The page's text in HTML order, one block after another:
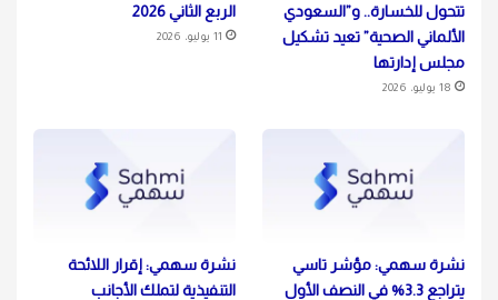
تتحول للخسارة.. و”السعودي
الألماني الصحية” تعيد تشكيل
مجلس إدارتها
18 يوليو، 2026
الربع الثاني 2026
11 يوليو، 2026
نشرة سهمي: مؤشر تاسي
يتراجع 3.3% في النصف الأول
نشرة سهمي: إقرار اللائحة
التنفيذية لتملك الأجانب